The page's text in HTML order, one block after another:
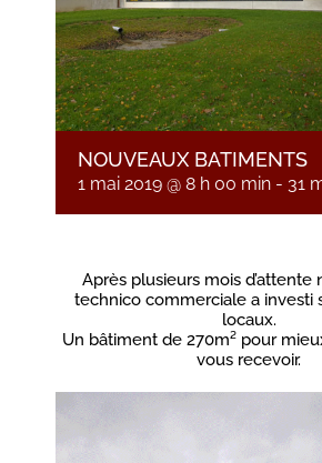
NOUVEAUX BATIMENTS
1 mai 2019 @ 8 h 00 min - 31
Après plusieurs mois d’attente
technico commerciale a investi
locaux.
Un bâtiment de 270m² pour
vous recevoir.